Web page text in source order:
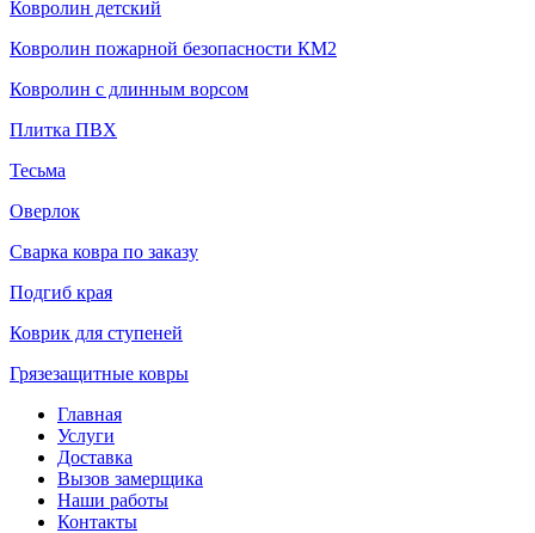
Ковролин детский
Ковролин пожарной безопасности КМ2
Ковролин с длинным ворсом
Плитка ПВХ
Тесьма
Оверлок
Сварка ковра по заказу
Подгиб края
Коврик для ступеней
Грязезащитные ковры
Главная
Услуги
Доставка
Вызов замерщика
Наши работы
Контакты